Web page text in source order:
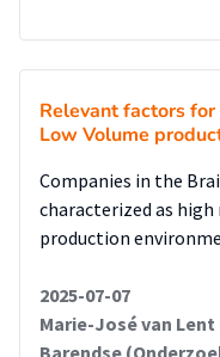
Relevant factors
Low Volume
Companies in the
characterized as high
production
2025-07-07
Marie-José van
Barendse